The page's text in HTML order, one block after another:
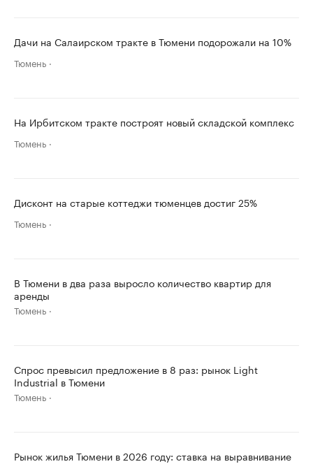
Дачи на Салаирском тракте в Тюмени подорожали на 10%
Тюмень
На Ирбитском тракте построят новый складской комплекс
Тюмень
Дисконт на старые коттеджи тюменцев достиг 25%
Тюмень
В Тюмени в два раза выросло количество квартир для
аренды
Тюмень
Спрос превысил предложение в 8 раз: рынок Light
Industrial в Тюмени
Тюмень
Рынок жилья Тюмени в 2026 году: ставка на выравнивание